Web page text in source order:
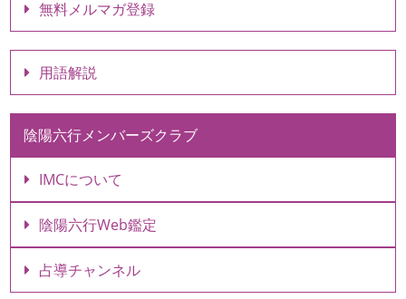
無料メルマガ登録
用語解説
陰陽六行メンバーズクラブ
IMCについて
陰陽六行Web鑑定
占導チャンネル